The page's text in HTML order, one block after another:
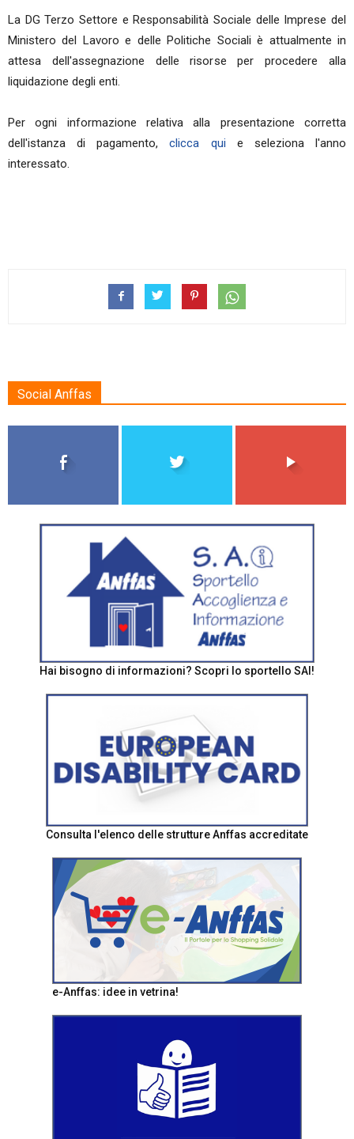
La DG Terzo Settore e Responsabilità Sociale delle Imprese del
Ministero del Lavoro e delle Politiche Sociali è attualmente in
attesa dell'assegnazione delle risorse per procedere alla
liquidazione degli enti.
Per ogni informazione relativa alla presentazione corretta
dell'istanza di pagamento,clicca qui e seleziona l'anno
interessato.
Social Anffas
Hai bisogno di informazioni? Scopri lo sportello SAI!
Consulta l'elenco delle strutture Anffas accreditate
e-Anffas: idee in vetrina!